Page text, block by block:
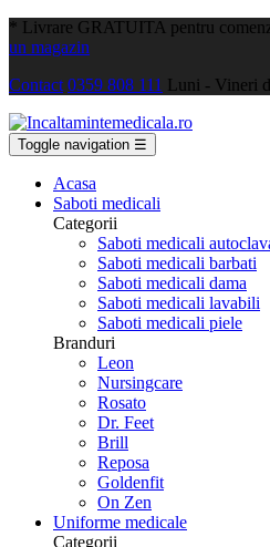
* Livrare GRATUITA pentru
un magazin
Contact 0359 808 111 Luni - Vineri
Toggle navigation ☰
Acasa
Saboti medicali
Categorii
Saboti medicali
Saboti medicali barbati
Saboti medicali dama
Saboti medicali lavabili
Saboti medicali piele
Branduri
Leon
Nursingcare
Rosato
Dr. Feet
Brill
Reposa
Goldenfit
On Zen
Uniforme medicale
Categorii